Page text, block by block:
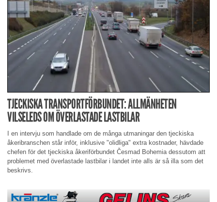
TJECKISKA TRANSPORTFÖRBUNDET: ALLMÄNHETEN
VILSELEDS OM ÖVERLASTADE LASTBILAR
I en intervju som handlade om de många utmaningar den tjeckiska
åkeribranschen står inför, inklusive "olidliga" extra kostnader, hävdade
chefen för det tjeckiska åkeriförbundet Česmad Bohemia dessutom att
problemet med överlastade lastbilar i landet inte alls är så illa som det
beskrivs.